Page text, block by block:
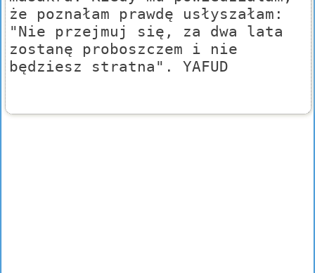
że poznałam prawdę usłyszałam:
"Nie przejmuj się, za dwa lata
zostanę proboszczem i nie
będziesz stratna". YAFUD